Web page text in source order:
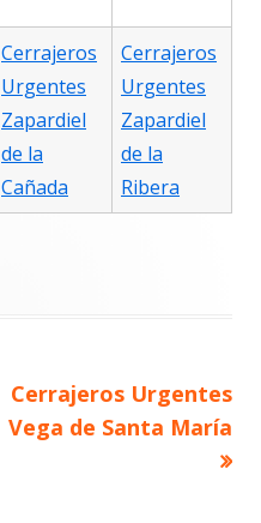
Cerrajeros
Urgentes
Zapardiel
de la
Cañada
Cerrajeros
Urgentes
Zapardiel
de la
Ribera
Artículo
siguiente
Cerrajeros Urgentes
Vega de Santa María